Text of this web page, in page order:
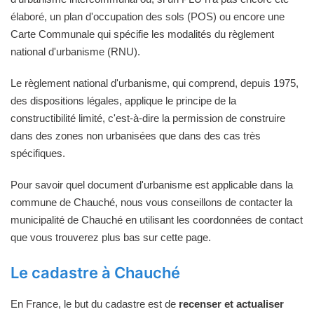
élaboré, un plan d'occupation des sols (POS) ou encore une
Carte Communale qui spécifie les modalités du règlement
national d'urbanisme (RNU).
Le règlement national d'urbanisme, qui comprend, depuis 1975,
des dispositions légales, applique le principe de la
constructibilité limité, c'est-à-dire la permission de construire
dans des zones non urbanisées que dans des cas très
spécifiques.
Pour savoir quel document d'urbanisme est applicable dans la
commune de Chauché, nous vous conseillons de contacter la
municipalité de Chauché en utilisant les coordonnées de contact
que vous trouverez plus bas sur cette page.
Le cadastre à Chauché
En France, le but du cadastre est de recenser et actualiser